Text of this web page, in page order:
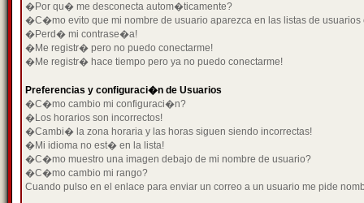
�Por qu� me desconecta autom�ticamente?
�C�mo evito que mi nombre de usuario aparezca en las listas de usuarios
�Perd� mi contrase�a!
�Me registr� pero no puedo conectarme!
�Me registr� hace tiempo pero ya no puedo conectarme!
Preferencias y configuraci�n de Usuarios
�C�mo cambio mi configuraci�n?
�Los horarios son incorrectos!
�Cambi� la zona horaria y las horas siguen siendo incorrectas!
�Mi idioma no est� en la lista!
�C�mo muestro una imagen debajo de mi nombre de usuario?
�C�mo cambio mi rango?
Cuando pulso en el enlace para enviar un correo a un usuario me pide